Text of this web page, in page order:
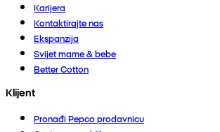
Karijera
Kontaktirajte nas
Ekspanzija
Svijet mame & bebe
Better Cotton
Klijent
Pronađi Pepco prodavnicu